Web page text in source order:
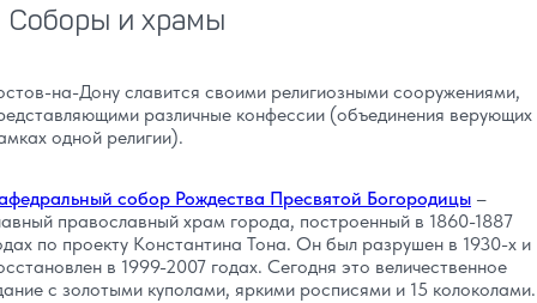
Соборы и храмы
на-Дону славится своими религиозными сооружениями,
различные конфессии (объединения верующих
одной религии).
собор Рождества Пресвятой Богородицы –
православный храм города, построенный в 1860-1887
по проекту Константина Тона. Он был разрушен в 1930-х и
в 1999-2007 годах. Сегодня это величественное
с золотыми куполами, яркими росписями и 15 колоколами.